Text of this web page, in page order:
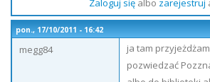
Zaloguj sięalbo zarejestruj
pon., 17/10/2011 - 16:42
megg84
ja tam
pozwiedzać